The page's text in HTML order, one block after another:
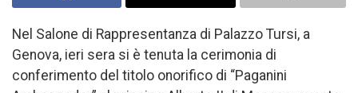
Nel Salone di Rappresentanza di Palazzo Tursi, a
Genova, ieri sera si è tenuta la cerimonia di
conferimento del titolo onorifico di “Paganini